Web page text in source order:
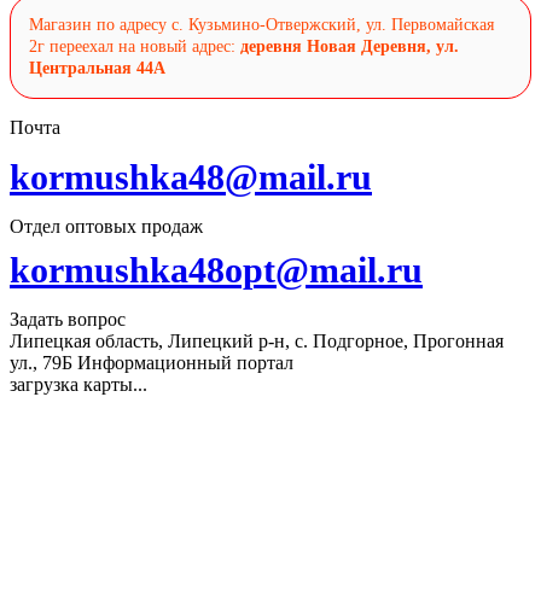
Магазин по адресу с. Кузьмино-Отвержский, ул. Первомайская
2г переехал на новый адрес: деревня Новая Деревня, ул.
Центральная 44А
Почта
kormushka48@mail.ru
Отдел оптовых продаж
kormushka48opt@mail.ru
Задать вопрос
Липецкая область, Липецкий р-н, с. Подгорное, Прогонная
ул., 79Б Информационный портал
загрузка карты...